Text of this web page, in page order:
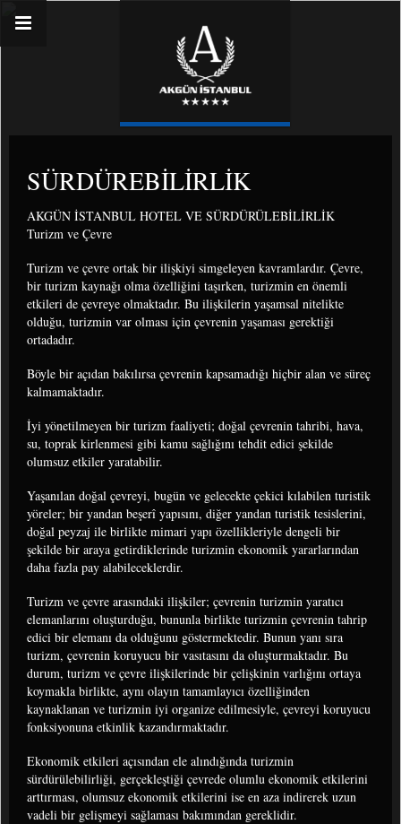
SÜRDÜREBILIRLIK
AKGÜN İSTANBUL HOTEL VE SÜRDÜRÜLEBİLİRLİK
Turizm ve Çevre
Turizm ve çevre ortak bir ilişkiyi simgeleyen kavramlardır. Çevre,
bir turizm kaynağı olma özelliğini taşırken, turizmin en önemli
etkileri de çevreye olmaktadır. Bu ilişkilerin yaşamsal nitelikte
olduğu, turizmin var olması için çevrenin yaşaması gerektiği
ortadadır.
Böyle bir açıdan bakılırsa çevrenin kapsamadığı hiçbir alan ve süreç
kalmamaktadır.
İyi yönetilmeyen bir turizm faaliyeti; doğal çevrenin tahribi, hava,
su, toprak kirlenmesi gibi kamu sağlığını tehdit edici şekilde
olumsuz etkiler yaratabilir.
Yaşanılan doğal çevreyi, bugün ve gelecekte çekici kılabilen turistik
yöreler; bir yandan beşerî yapısını, diğer yandan turistik tesislerini,
doğal peyzaj ile birlikte mimari yapı özellikleriyle dengeli bir
şekilde bir araya getirdiklerinde turizmin ekonomik yararlarından
daha fazla pay alabileceklerdir.
Turizm ve çevre arasındaki ilişkiler; çevrenin turizmin yaratıcı
elemanlarını oluşturduğu, bununla birlikte turizmin çevrenin tahrip
edici bir elemanı da olduğunu göstermektedir. Bunun yanı sıra
turizm, çevrenin koruyucu bir vasıtasını da oluşturmaktadır. Bu
durum, turizm ve çevre ilişkilerinde bir çelişkinin varlığını ortaya
koymakla birlikte, aynı olayın tamamlayıcı özelliğinden
kaynaklanan ve turizmin iyi organize edilmesiyle, çevreyi koruyucu
fonksiyonuna etkinlik kazandırmaktadır.
Ekonomik etkileri açısından ele alındığında turizmin
sürdürülebilirliği, gerçekleştiği çevrede olumlu ekonomik etkilerini
arttırması, olumsuz ekonomik etkilerini ise en aza indirerek uzun
vadeli bir gelişmeyi sağlaması bakımından gereklidir.